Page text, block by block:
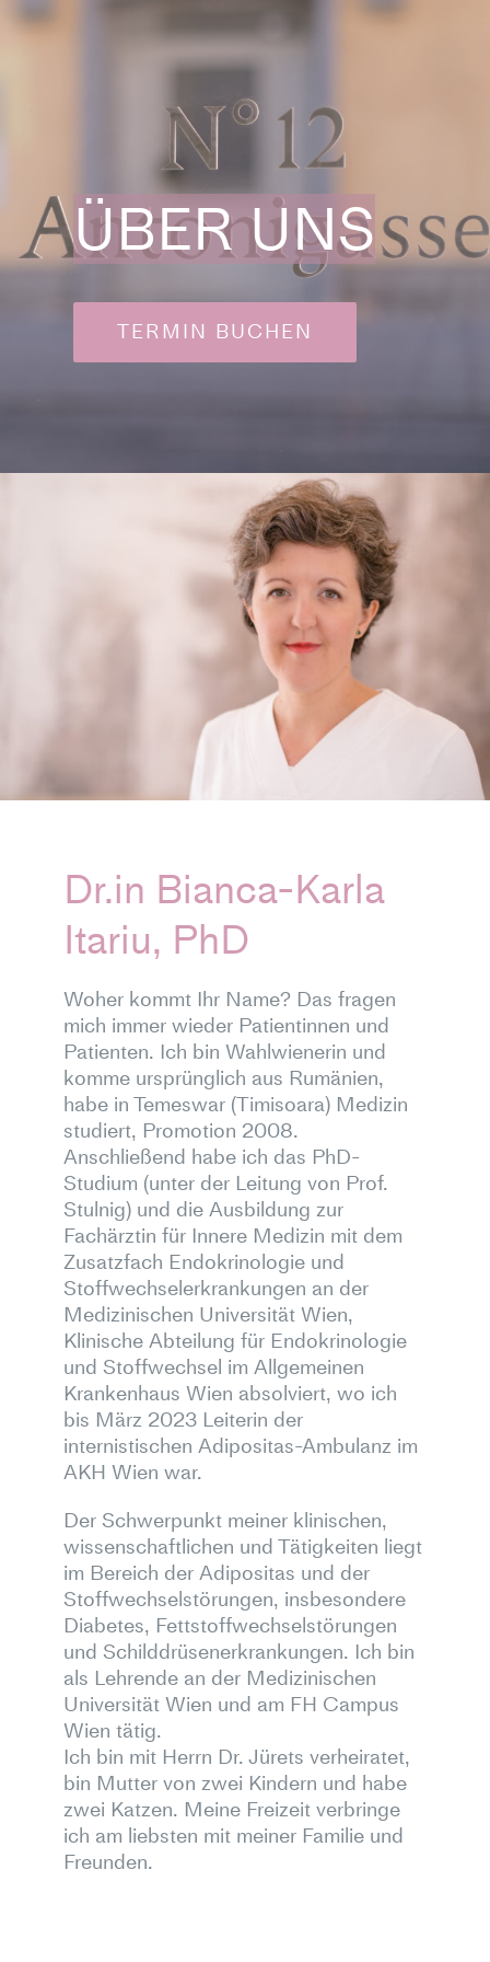
ÜBER UNS
TERMIN BUCHEN
Dr.in Bianca-Karla
Itariu, PhD
Woher kommt Ihr Name? Das fragen
mich immer wieder Patientinnen und
Patienten. Ich bin Wahlwienerin und
komme ursprünglich aus Rumänien,
habe in Temeswar (Timisoara) Medizin
studiert, Promotion 2008.
Anschließend habe ich das PhD-
Studium (unter der Leitung von Prof.
Stulnig) und die Ausbildung zur
Fachärztin für Innere Medizin mit dem
Zusatzfach Endokrinologie und
Stoffwechselerkrankungen an der
Medizinischen Universität Wien,
Klinische Abteilung für Endokrinologie
und Stoffwechsel im Allgemeinen
Krankenhaus Wien absolviert, wo ich
bis März 2023 Leiterin der
internistischen Adipositas-Ambulanz im
AKH Wien war.
Der Schwerpunkt meiner klinischen,
wissenschaftlichen und Tätigkeiten liegt
im Bereich der Adipositas und der
Stoffwechselstörungen, insbesondere
Diabetes, Fettstoffwechselstörungen
und Schilddrüsenerkrankungen. Ich bin
als Lehrende an der Medizinischen
Universität Wien und am FH Campus
Wientätig.
Ich bin mit Herrn Dr. Jürets verheiratet,
bin Mutter von zwei Kindern und habe
zwei Katzen. Meine Freizeit verbringe
ich am liebsten mit meiner Familie und
Freunden.